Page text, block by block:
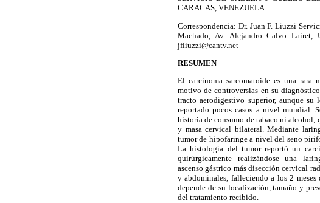
CARACAS, VENEZUELA
Correspondencia: Dr. Juan F. Liuzzi
Machado, Av. Alejandro Calvo Lairet,
jfliuzzi@cantv.net
RESUMEN
El carcinoma sarcomatoide es una
motivo de controversias en su
tracto aerodigestivo superior, aunque
reportado pocos casos a nivel mundial.
historia de consumo de tabaco ni alcohol,
y masa cervical bilateral. Mediante
tumor de hipofaringe a nivel del seno
La histología del tumor reportó un
quirúrgicamente realizándose una
ascenso gástrico más disección cervical
y abdominales, falleciendo a los 2
depende de su localización, tamaño y
del tratamiento recibido.